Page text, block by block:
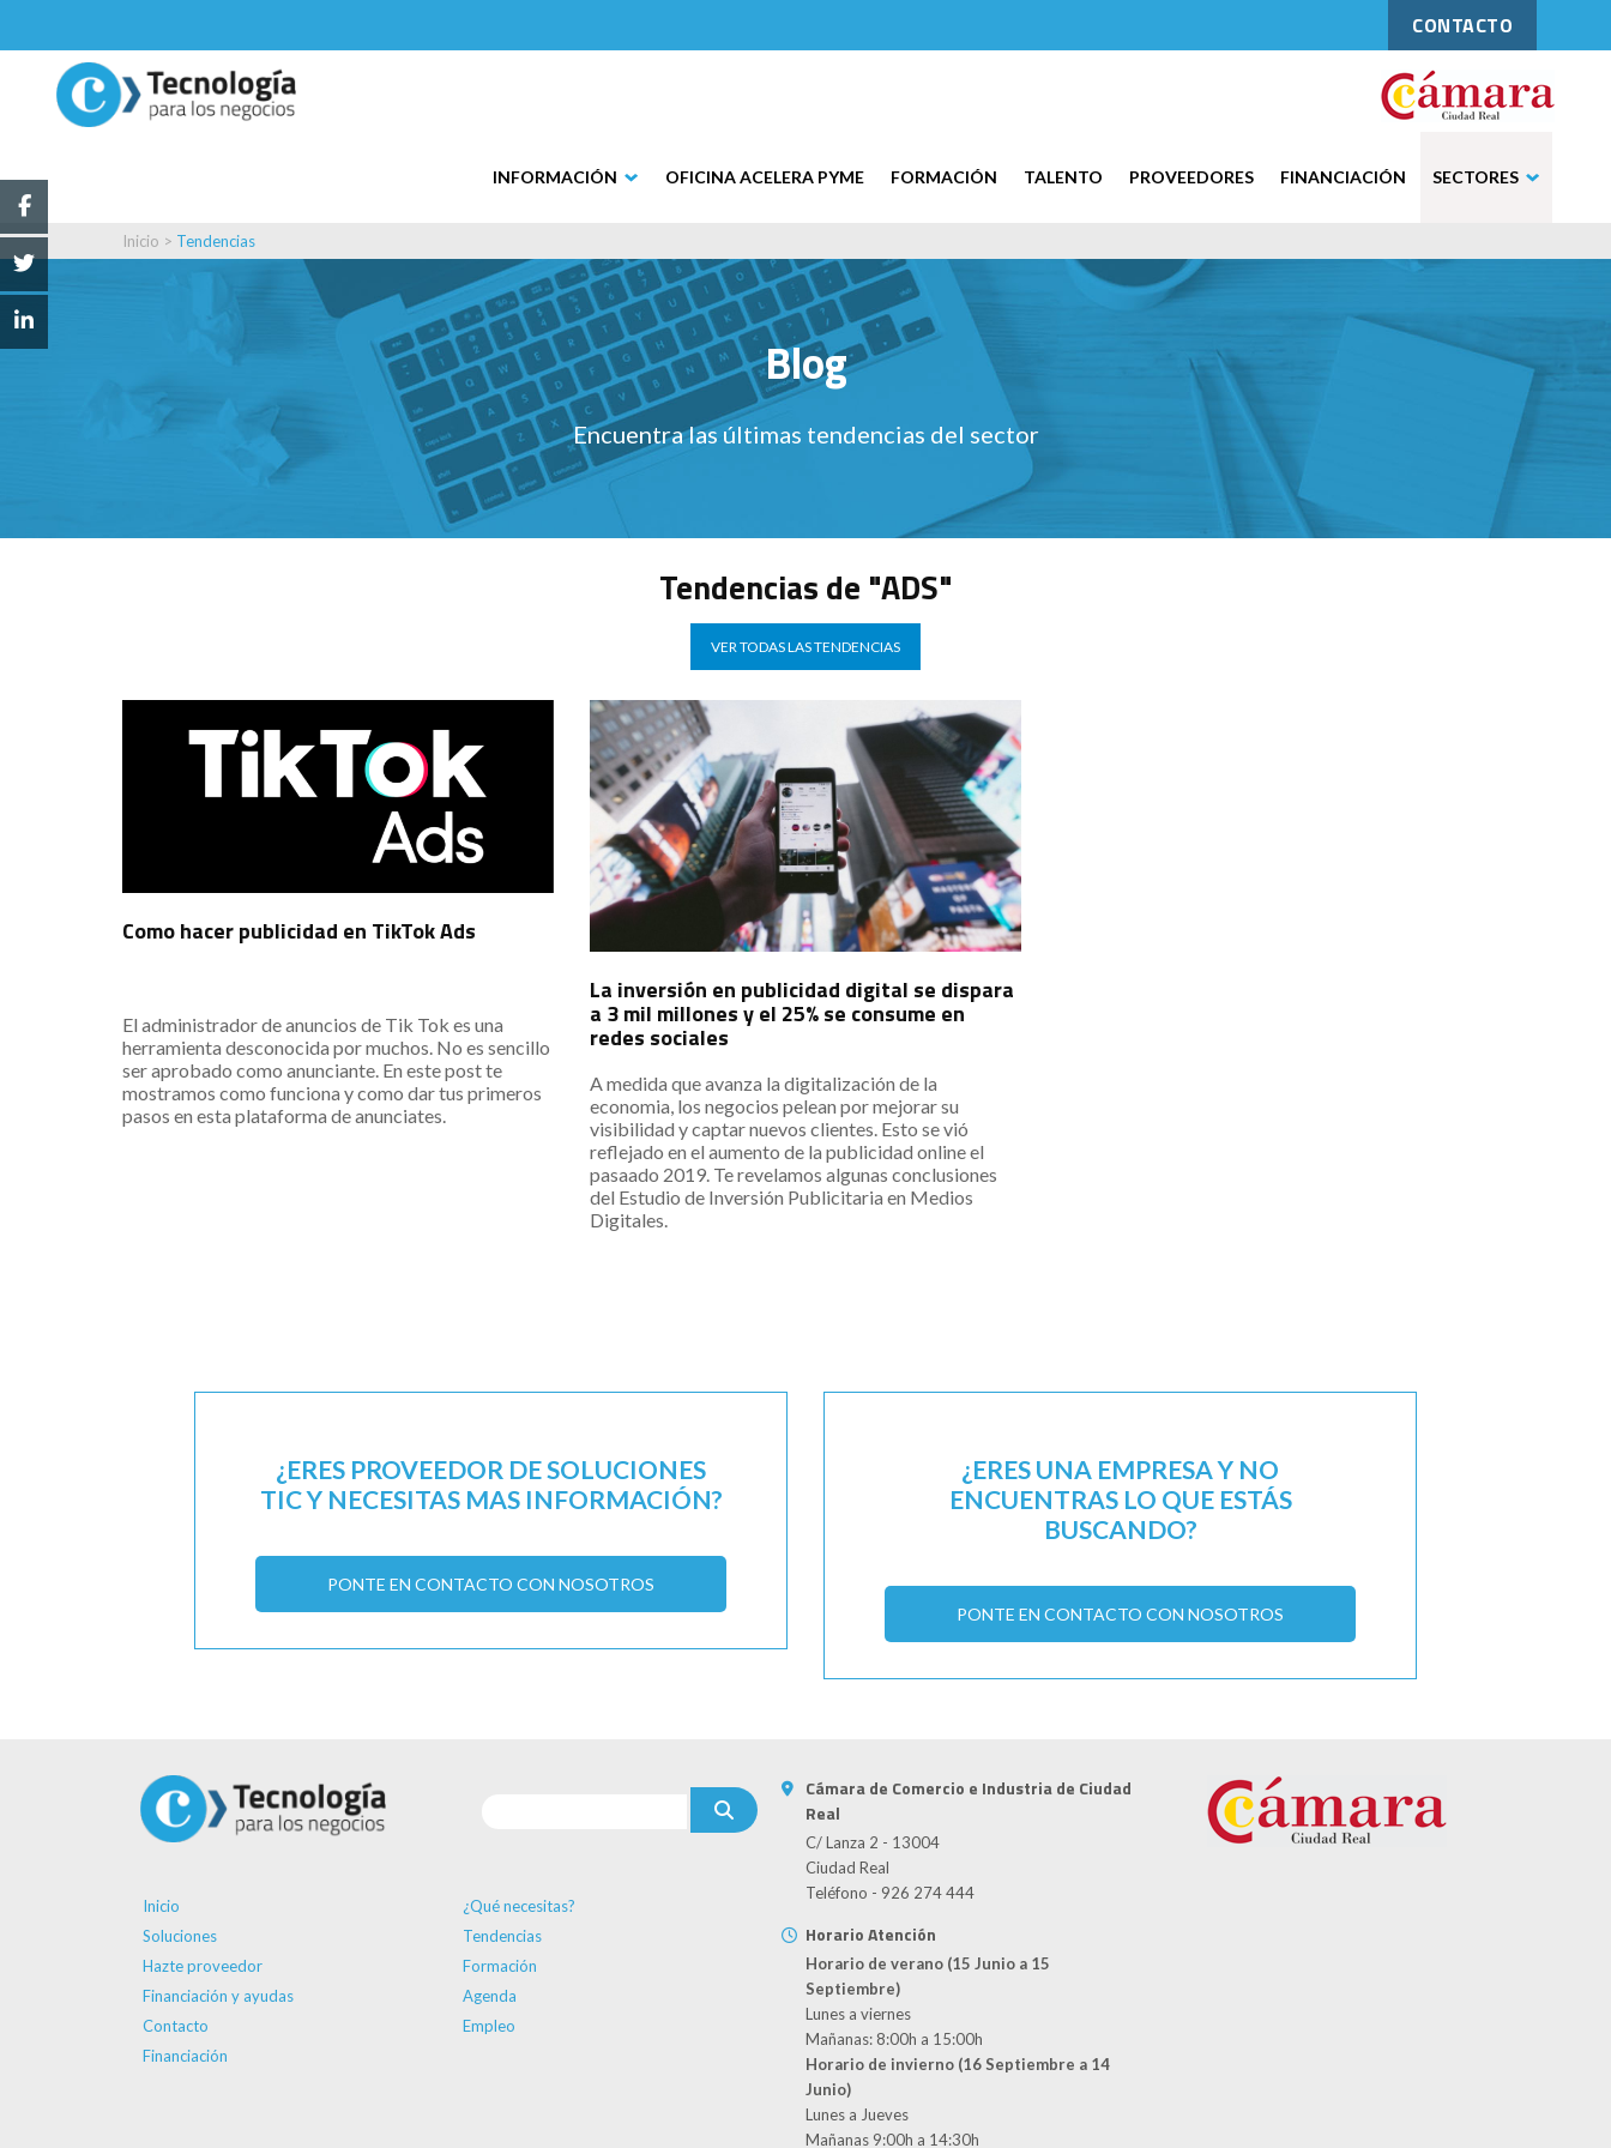
CONTACTO
INFORMACIÓN OFICINA ACELERA PYME FORMACIÓN TALENTO PROVEEDORES FINANCIACIÓN SECTORES
Inicio > Tendencias
Blog
Encuentra las últimas tendencias del sector
Tendencias de "ADS"
VER TODAS LAS TENDENCIAS
Como hacer publicidad en TikTok Ads
El administrador de anuncios de Tik Tok es una
herramienta desconocida por muchos. No es sencillo
ser aprobado como anunciante. En este post te
mostramos como funciona y como dar tus primeros
pasos en esta plataforma de anunciates.
La inversión en publicidad digital se dispara
a 3 mil millones y el 25% se consume en
redes sociales
A medida que avanza la digitalización de la
economia, los negocios pelean por mejorar su
visibilidad y captar nuevos clientes. Esto se vió
reflejado en el aumento de la publicidad online el
pasaado 2019. Te revelamos algunas conclusiones
del Estudio de Inversión Publicitaria en Medios
Digitales.
¿ERES PROVEEDOR DE SOLUCIONES
TIC Y NECESITAS MAS INFORMACIÓN?
PONTE EN CONTACTO CON NOSOTROS
¿ERES UNA EMPRESA Y NO
ENCUENTRAS LO QUE ESTÁS
BUSCANDO?
PONTE EN CONTACTO CON NOSOTROS
Inicio
¿Qué necesitas?
Soluciones
Tendencias
Hazte proveedor
Formación
Financiación y ayudas
Agenda
Contacto
Empleo
Financiación
Cámara de Comercio e Industria de Ciudad
Real
C/ Lanza 2 - 13004
Ciudad Real
Teléfono - 926 274 444
Horario Atención
Horario de verano (15 Junio a 15
Septiembre)
Lunes a viernes
Mañanas: 8:00h a 15:00h
Horario de invierno (16 Septiembre a 14
Junio)
Lunes a Jueves
Mañanas 9:00h a 14:30h